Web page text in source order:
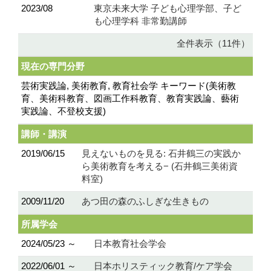
2023/08
東京未来大学 子ども心理学部、子ど
も心理学科 非常勤講師
全件表示（11件）
現在の専門分野
芸術実践論, 美術教育, 教育社会学 キーワード(美術教
育、美術科教育、図画工作科教育、教育実践論、藝術
実践論、不登校支援)
講師・講演
2019/06/15
見えないものを見る: 石井鶴三の実践か
ら美術教育を考える− (石井鶴三美術資
料室)
2009/11/20 あつ田の森のふしぎな生きもの
所属学会
2024/05/23 ～
日本教育社会学会
2022/06/01 ～ 日本ホリスティック教育/ケア学会